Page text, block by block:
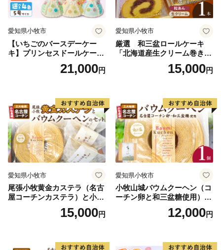
愛知県小牧市
【いちごのバースデーケー
キ】プリンセスドールケーキ
日時指定可 スイーツ デザー
ト 洋菓子 お取り寄せ 愛知県
デコレーションケーキ ホー
ルケーキ 人形 かわいい こど
も
21,000円
愛知県小牧市
厳選 和三盆ロールケーキ
「北海道産生クリーム巻き」
または「北海道産粒あん巻
き」（サイズ：レギュラー）
凍 愛知県 小牧市 アンプチベ
アやぐま
15,000円
愛知県小牧市
尾張小牧黄金カステラ（名古
屋コーチンカステラ）と小牧
山城バウムクーヘン（コーチ
ン卵と和三盆糖使用）のセッ
三盆 小牧銘菓 バウムクーヘ
15,000円
愛知県小牧市
小牧山城バウムクーヘン（コ
ーチン卵と和三盆糖使用）
名古屋コーチン バームクー
ヘン 和三盆 小牧銘菓 バウム
12,000円